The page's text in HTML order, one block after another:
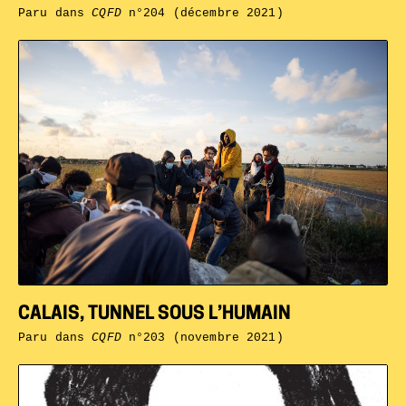
CALAIS, TUNNEL SOUS L’HUMAIN
Paru dansCQFDn°203 (novembre 2021)
Paru dansCQFDn°204 (décembre 2021)